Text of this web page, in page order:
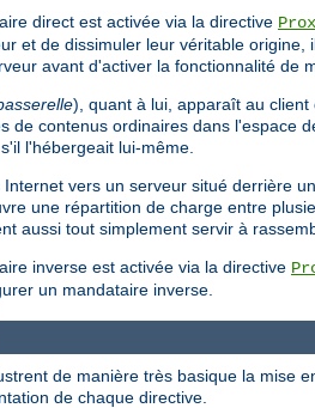
direct est activée via la directive
et de dissimuler leur véritable origine,
avant d'activer la fonctionnalité de
), quant à lui, apparaît au
de contenus ordinaires dans l'espace
l'hébergeait lui-même.
vers un serveur situé derrière
une répartition de charge entre
aussi tout simplement servir à
inverse est activée via la directive
un mandataire inverse.
de manière très basique la mise
de chaque directive.